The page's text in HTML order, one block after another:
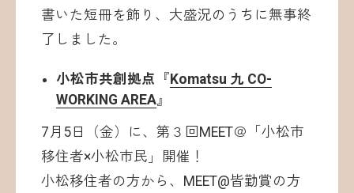
書いた短冊を飾り、大盛況のうちに無事終
了しました。
小松市共創拠点 『 Komatsu 九 CO-
WORKING AREA』
7月5日（金）に、第３回MEET＠「小松市
移住者×小松市民」開催！
小松移住者の方から、MEET@皆勤賞の方